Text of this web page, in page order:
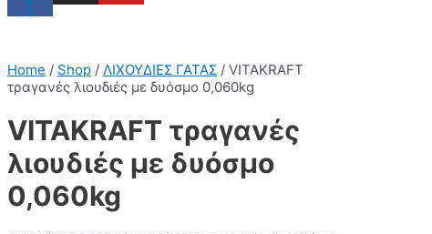
Home / Shop / ΛΙΧΟΥΔΙΕΣ ΓΑΤΑΣ / VITAKRAFT
τραγανές λιουδιές με δυόσμο 0,060kg
VITAKRAFT τραγανές
λιουδιές με δυόσμο
0,060kg